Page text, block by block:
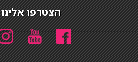
הצטרפו אלינו